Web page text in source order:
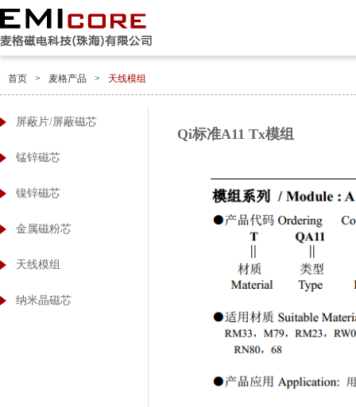
首页 > 麦格产品 > 天线模组
屏蔽片/屏蔽磁芯
锰锌磁芯
镍锌磁芯
金属磁粉芯
天线模组
纳米晶磁芯
Qi标准A11 Tx模组